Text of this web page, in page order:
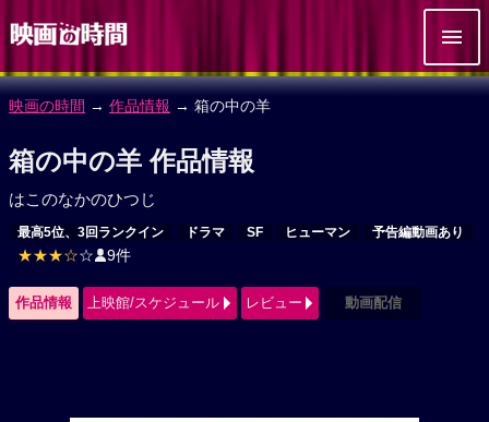
映画の時間 → 作品情報 → 箱の中の羊
箱の中の羊 作品情報
はこのなかのひつじ
最高5位、3回ランクイン ドラマ SF ヒューマン 予告編動画あり
★★★☆☆ 9件
作品情報 上映館/スケジュール レビュー 動画配信